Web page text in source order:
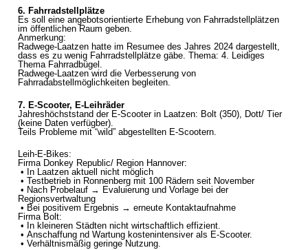
6. Fahrradstellplätze
Es soll eine angebotsorientierte Erhebung von Fahrradstellplätzen
im öffentlichen Raum geben.
Anmerkung:
Radwege-Laatzen hatte im Resumee des Jahres 2024 dargestellt,
dass es zu wenig Fahrradstellplätze gäbe. Thema: 4. Leidiges
Thema Fahrradbügel.
Radwege-Laatzen wird die Verbesserung von
Fahrradabstellmöglichkeiten begleiten.
7. E-Scooter, E-Leihräder
Jahreshöchststand der E-Scooter in Laatzen: Bolt (350), Dott/ Tier
(keine Daten verfügber).
Teils Probleme mit “wild” abgestellten E-Scootern.
Leih-E-Bikes:
Firma Donkey Republic/ Region Hannover:
• In Laatzen aktuell nicht möglich
• Testbetrieb in Ronnenberg mit 100 Rädern seit November
• Nach Probelauf → Evaluierung und Vorlage bei der
Regionsvertwaltung
• Bei positivem Ergebnis → erneute Kontaktaufnahme
Firma Bolt:
• In kleineren Städten nicht wirtschaftlich effizient.
• Anschaffung nd Wartung kostenintensiver als E-Scooter.
• Verhältnismäßig geringe Nutzung.